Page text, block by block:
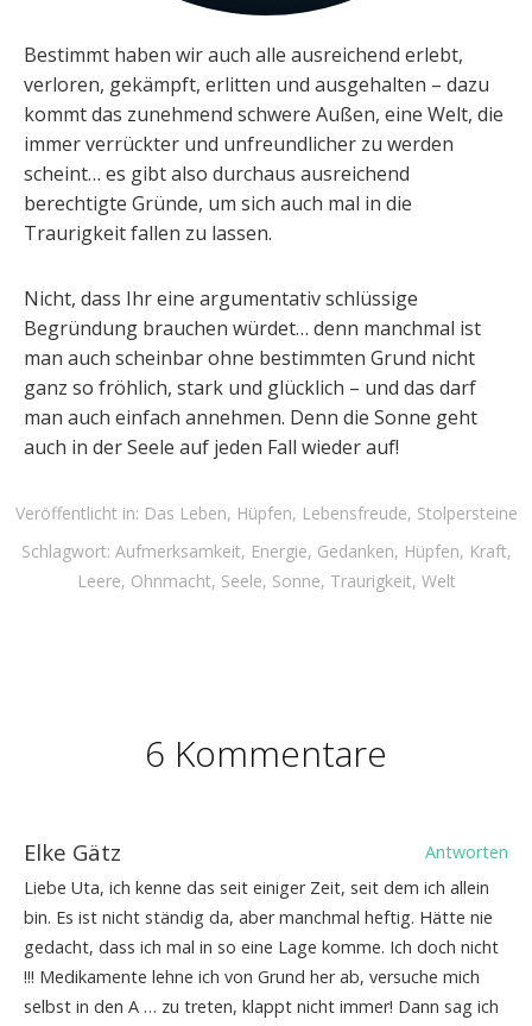
Bestimmt haben wir auch alle ausreichend erlebt,
verloren, gekämpft, erlitten und ausgehalten – dazu
kommt das zunehmend schwere Außen, eine Welt, die
immer verrückter und unfreundlicher zu werden
scheint… es gibt also durchaus ausreichend
berechtigte Gründe, um sich auch mal in die
Traurigkeit fallen zu lassen.
Nicht, dass Ihr eine argumentativ schlüssige
Begründung brauchen würdet… denn manchmal ist
man auch scheinbar ohne bestimmten Grund nicht
ganz so fröhlich, stark und glücklich – und das darf
man auch einfach annehmen. Denn die Sonne geht
auch in der Seele auf jeden Fall wieder auf!
Veröffentlicht in: Das Leben, Hüpfen, Lebensfreude, Stolpersteine
Schlagwort: Aufmerksamkeit, Energie, Gedanken, Hüpfen, Kraft,
Leere, Ohnmacht, Seele, Sonne, Traurigkeit, Welt
6 Kommentare
Elke Gätz
Antworten
Liebe Uta, ich kenne das seit einiger Zeit, seit dem ich allein
bin. Es ist nicht ständig da, aber manchmal heftig. Hätte nie
gedacht, dass ich mal in so eine Lage komme. Ich doch nicht
!!! Medikamente lehne ich von Grund her ab, versuche mich
selbst in den A … zu treten, klappt nicht immer! Dann sag ich